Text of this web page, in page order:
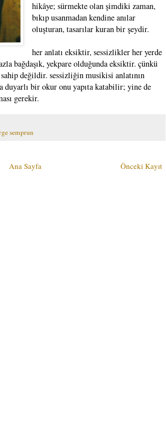
hikâye; sürmekte olan şimdiki zaman,
bıkıp usanmadan kendine anılar
oluşturan, tasarılar kuran bir şeydir.
her anlatı eksiktir, sessizlikler her yerde
bağdaşık, yekpare olduğunda eksiktir. çünkü
değildir. sessizliğin musikisi anlatının
duyarlı bir okur onu yapıta katabilir; yine de
gerekir.
semprun
Önceki Kayıt
Ana Sayfa